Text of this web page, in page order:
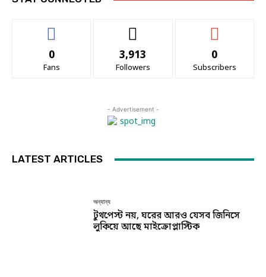
0
Fans
3,913
Followers
0
Subscribers
- Advertisement -
LATEST ARTICLES
অন্যান্য
টুথপেস্ট নয়, ঘরের আরও যেসব জিনিসে
লুকিয়ে আছে মাইক্রোপ্লাস্টিক